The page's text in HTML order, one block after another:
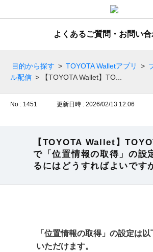
よくあるご質問・お問い
目的から探す > TOYOTA Walletアプリ >
ル配信 > 【TOYOTA Wallet】TO...
No : 1451 更新日時 : 2026/02/13 12:06
【TOYOTA Wallet】
で「位置情報の取得」の設
るにはどうすればよいです
「位置情報の取得」の設定は
いただけます。